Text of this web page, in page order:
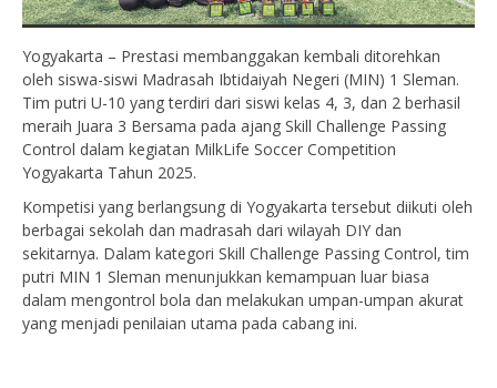
Yogyakarta – Prestasi membanggakan kembali ditorehkan
oleh siswa-siswi Madrasah Ibtidaiyah Negeri (MIN) 1 Sleman.
Tim putri U-10 yang terdiri dari siswi kelas 4, 3, dan 2 berhasil
meraih Juara 3 Bersama pada ajang Skill Challenge Passing
Control dalam kegiatan MilkLife Soccer Competition
Yogyakarta Tahun 2025.
Kompetisi yang berlangsung di Yogyakarta tersebut diikuti oleh
berbagai sekolah dan madrasah dari wilayah DIY dan
sekitarnya. Dalam kategori Skill Challenge Passing Control, tim
putri MIN 1 Sleman menunjukkan kemampuan luar biasa
dalam mengontrol bola dan melakukan umpan-umpan akurat
yang menjadi penilaian utama pada cabang ini.